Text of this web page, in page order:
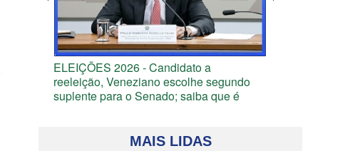
ELEIÇÕES 2026 - Candidato a
reeleição, Veneziano escolhe segundo
suplente para o Senado; saiba que é
MAIS LIDAS